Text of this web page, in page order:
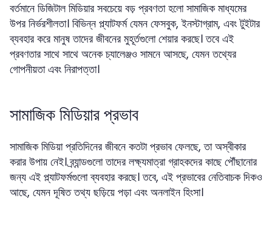
বর্তমানে ডিজিটাল মিডিয়ার সবচেয়ে বড় প্রবণতা হলো সামাজিক মাধ্যমের
উপর নির্ভরশীলতা। বিভিন্ন প্ল্যাটফর্ম যেমন ফেসবুক, ইনস্টাগ্রাম, এবং টুইটার
ব্যবহার করে মানুষ তাদের জীবনের মুহূর্তগুলো শেয়ার করছে। তবে এই
প্রবণতার সাথে সাথে অনেক চ্যালেঞ্জও সামনে আসছে, যেমন তথ্যের
গোপনীয়তা এবং নিরাপত্তা।
সামাজিক মিডিয়ার প্রভাব
সামাজিক মিডিয়া প্রতিদিনের জীবনে কতটা প্রভাব ফেলছে, তা অস্বীকার
করার উপায় নেই। ব্র্যান্ডগুলো তাদের লক্ষ্যমাত্রা গ্রাহকদের কাছে পৌঁছানোর
জন্য এই প্ল্যাটফর্মগুলো ব্যবহার করছে। তবে, এই প্রভাবের নেতিবাচক দিকও
আছে, যেমন দূষিত তথ্য ছড়িয়ে পড়া এবং অনলাইন হিংসা।